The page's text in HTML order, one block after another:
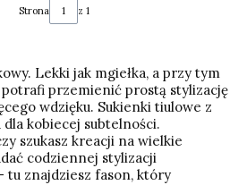
Strona z 1
Lekki jak mgiełka, a przy tym
przemienić prostą stylizację
wdzięku. Sukienki tiulowe z
kobiecej subtelności.
szukasz kreacji na wielkie
codziennej stylizacji
tu znajdziesz fason, który